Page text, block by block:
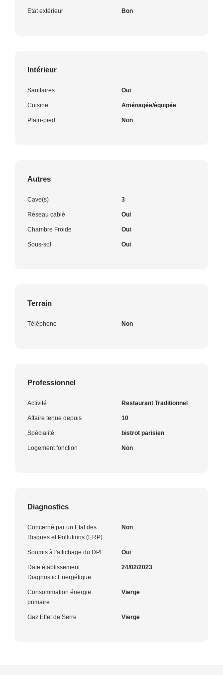
Etat extérieur Bon
Intérieur
Sanitaires Oui
Cuisine Aménagée/équipée
Plain-pied Non
Autres
Cave(s) 3
Réseau cablé Oui
Chambre Froide Oui
Sous-sol Oui
Terrain
Téléphone Non
Professionnel
Activité Restaurant Traditionnel
Affaire tenue depuis 10
Spécialité bistrot parisien
Logement fonction Non
Diagnostics
Concerné par un Etat des
Risques et Pollutions (ERP)
Non
Soumis à l'affichage du DPE Oui
Date établissement
Diagnostic Energétique
24/02/2023
Consommation énergie
primaire
Vierge
Gaz Effet de Serre Vierge